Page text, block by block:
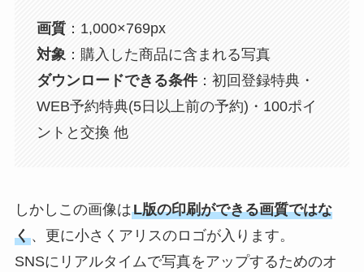
画質：1,000×769px
対象：購入した商品に含まれる写真
ダウンロードできる条件：初回登録特典・
WEB予約特典(5日以上前の予約)・100ポイ
ントと交換 他
しかしこの画像はL版の印刷ができる画質ではな
く、更に小さくアリスのロゴが入ります。
SNSにリアルタイムで写真をアップするためのオ